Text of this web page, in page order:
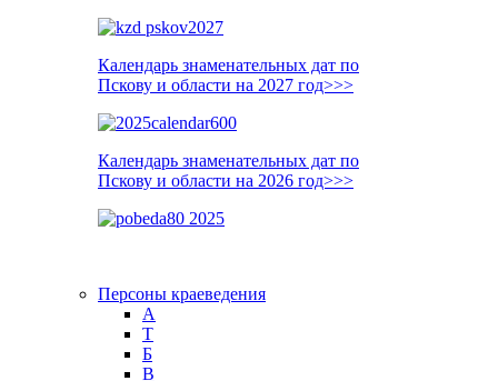
Календарь знаменательных дат по
Пскову и области на 2027 год>>>
Календарь знаменательных дат по
Пскову и области на 2026 год>>>
Персоны краеведения
А
T
Б
В